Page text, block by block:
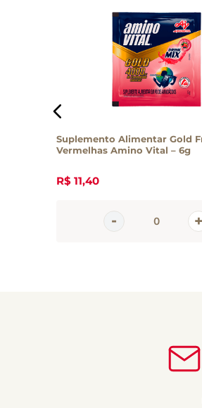
Suplemento Alimentar Gold
Vermelhas Amino Vital – 6g
R$ 11,40